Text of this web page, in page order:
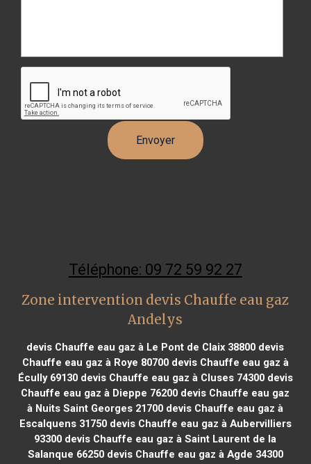
Téléphone: 09 72 59 92 27
Zone intervention devis Chauffe eau gaz
Andelys
devis Chauffe eau gaz à Le Pont de Claix 38800 devis
Chauffe eau gaz à Roye 80700devis Chauffe eau gaz à
Écully 69130devis Chauffe eau gaz à Cluses 74300devis
Chauffe eau gaz à Dieppe 76200 devis Chauffe eau gaz
à Nuits Saint Georges 21700 devis Chauffe eau gaz à
Escalquens 31750devis Chauffe eau gaz à Aubervilliers
93300 devis Chauffe eau gaz à Saint Laurent de la
Salanque 66250devis Chauffe eau gaz à Agde 34300